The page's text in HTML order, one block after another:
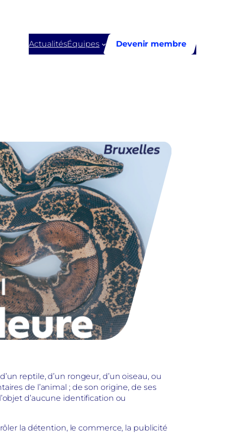
ActualitésÉquipes Devenir membre
reptile, d’un rongeur, d’un oiseau, ou
de l’animal ; de son origine, de ses
d’aucune identification ou
la détention, le commerce, la publicité